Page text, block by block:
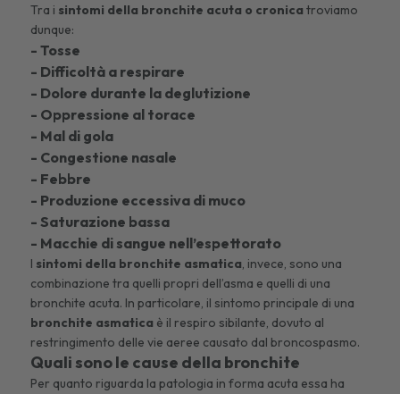
Tra i sintomi della bronchite acuta o cronica troviamo
dunque:
- Tosse
- Difficoltà a respirare
- Dolore durante la deglutizione
- Oppressione al torace
- Mal di gola
- Congestione nasale
- Febbre
- Produzione eccessiva di muco
- Saturazione bassa
- Macchie di sangue nell’espettorato
I sintomi della bronchite asmatica, invece, sono una
combinazione tra quelli propri dell’asma e quelli di una
bronchite acuta. In particolare, il sintomo principale di una
bronchite asmatica è il respiro sibilante, dovuto al
restringimento delle vie aeree causato dal broncospasmo.
Quali sono le cause della bronchite
Per quanto riguarda la patologia in forma acuta essa ha